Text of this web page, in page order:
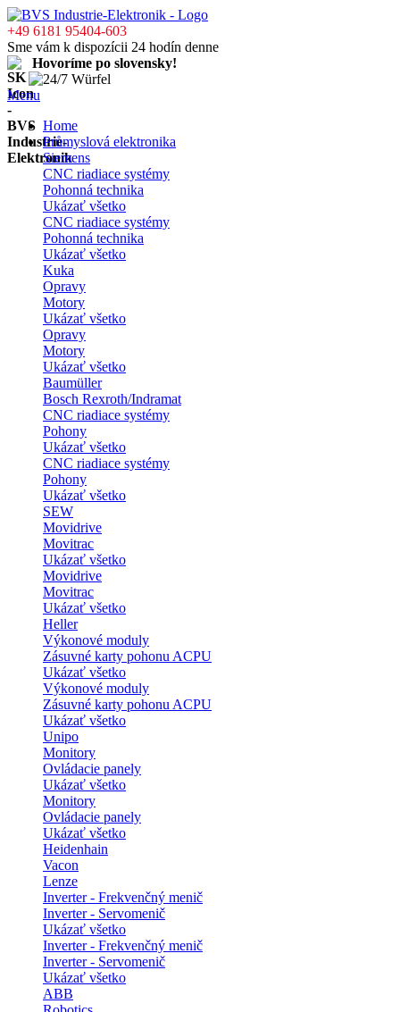
+49 6181 95404-603
Sme vám k dispozícii 24 hodín denne
Hovoríme po slovensky!
Menu
Home
Průmyslová elektronika
Siemens
CNC riadiace systémy
Pohonná technika
Ukázať všetko
CNC riadiace systémy
Pohonná technika
Ukázať všetko
Kuka
Opravy
Motory
Ukázať všetko
Opravy
Motory
Ukázať všetko
Baumüller
Bosch Rexroth/Indramat
CNC riadiace systémy
Pohony
Ukázať všetko
CNC riadiace systémy
Pohony
Ukázať všetko
SEW
Movidrive
Movitrac
Ukázať všetko
Movidrive
Movitrac
Ukázať všetko
Heller
Výkonové moduly
Zásuvné karty pohonu ACPU
Ukázať všetko
Výkonové moduly
Zásuvné karty pohonu ACPU
Ukázať všetko
Unipo
Monitory
Ovládacie panely
Ukázať všetko
Monitory
Ovládacie panely
Ukázať všetko
Heidenhain
Vacon
Lenze
Inverter - Frekvenčný menič
Inverter - Servomenič
Ukázať všetko
Inverter - Frekvenčný menič
Inverter - Servomenič
Ukázať všetko
ABB